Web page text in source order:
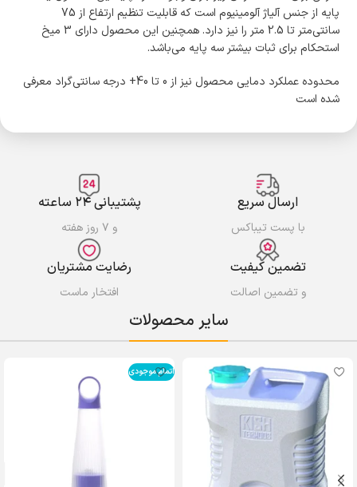
پایه از جنس آلیاژ آلومینیوم است که قابلیت تنظیم ارتفاع از 75
سانتی‌متر تا 2.5 متر را نیز دارد. همچنین این محصول دارای 3 میخ‌
استحکام برای ثبات بیشتر سه پایه می‌باشد.
محدوده عملکرد دمایی محصول نیز از 0 تا 40+ درجه سانتی‌گراد معرفی
شده است
ارسال سریع
با پست تیباکس
پشتیبانی ۲۴ ساعته
و ۷ روز هفته
تضمین کیفیت
و تضمین اصالت
رضایت مشتریان
افتخار ماست
سایر محصولات
اتمام موجودی